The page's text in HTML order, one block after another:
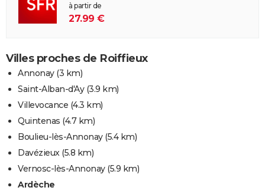
à partir de
27.99 €
Villes proches de Roiffieux
Annonay(3 km)
Saint-Alban-d'Ay(3.9 km)
Villevocance (4.3 km)
Quintenas (4.7 km)
Boulieu-lès-Annonay(5.4 km)
Davézieux (5.8 km)
Vernosc-lès-Annonay(5.9 km)
Ardèche